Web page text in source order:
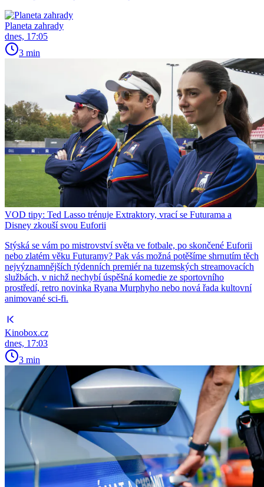
Planeta zahrady
dnes, 17:05
3 min
VOD tipy: Ted Lasso trénuje Extraktory, vrací se Futurama a
Disney zkouší svou Euforii
Stýská se vám po mistrovství světa ve fotbale, po skončené Euforii
nebo zlatém věku Futuramy? Pak vás možná potěšíme shrnutím těch
nejvýznamnějších týdenních premiér na tuzemských streamovacích
službách, v nichž nechybí úspěšná komedie ze sportovního
prostředí, retro novinka Ryana Murphyho nebo nová řada kultovní
animované sci-fi.
Kinobox.cz
dnes, 17:03
3 min